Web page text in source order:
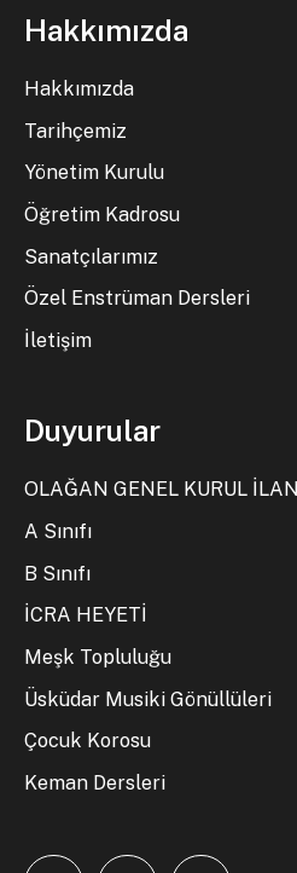
Hakkımızda
Hakkımızda
Tarihçemiz
Yönetim Kurulu
Öğretim Kadrosu
Sanatçılarımız
Özel Enstrüman Dersleri
İletişim
Duyurular
OLAĞAN GENEL KURUL İLANI
A Sınıfı
B Sınıfı
İCRA HEYETİ
Meşk Topluluğu
Üsküdar Musiki Gönüllüleri
Çocuk Korosu
Keman Dersleri